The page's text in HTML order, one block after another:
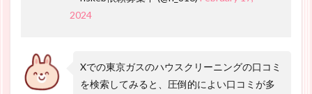
2024
Xでの東京ガスのハウスクリーニングの口コミ
を検索してみると、圧倒的によい口コミが多